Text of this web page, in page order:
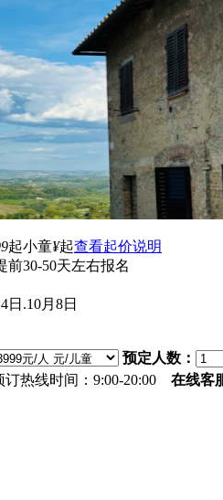
起小童¥起查看起价说明
前30-50天左右报名
日.10月8日
预定人数：
订热线时间：9:00-20:00 在线客